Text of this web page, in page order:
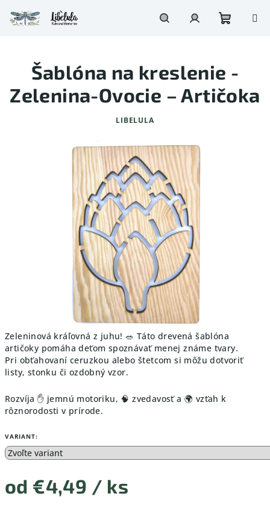
na
obsah
košík
Zeleninová kráľovná z juhu! 🥗 Táto drevená šablóna
artičoky pomáha deťom spoznávať menej známe tvary.
Pri obťahovaní ceruzkou alebo štetcom si môžu dotvoriť
listy, stonku či ozdobný vzor.
Rozvíja ✋ jemnú motoriku, 🧠 zvedavosť a 🌍 vzťah k
rôznorodosti v prírode.
VARIANT:
od €4,49 / ks
Šablóna na kreslenie -
Zelenina-Ovocie – Artičoka
LIBELULA